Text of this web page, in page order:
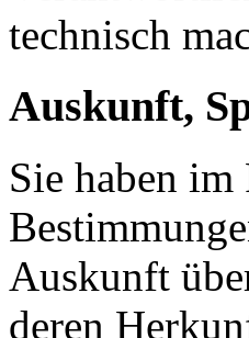
technisch
Auskunft,
Sie haben im
Auskunft
deren